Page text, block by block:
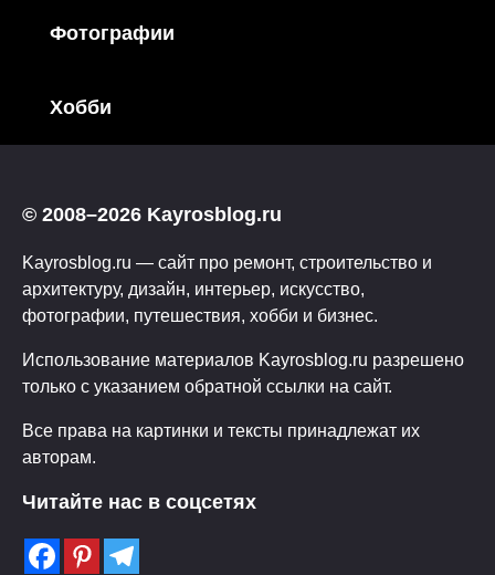
Фотографии
Хобби
© 2008–2026 Kayrosblog.ru
Kayrosblog.ru — сайт про ремонт, строительство и
архитектуру, дизайн, интерьер, искусство,
фотографии, путешествия, хобби и бизнес.
Использование материалов Kayrosblog.ru разрешено
только с указанием обратной ссылки на сайт.
Все права на картинки и тексты принадлежат их
авторам.
Читайте нас в соцсетях